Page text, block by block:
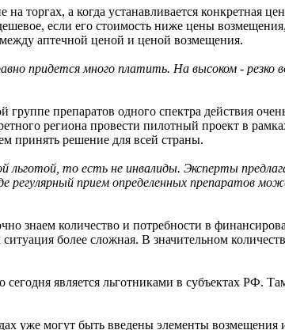
торгах, а когда устанавливается конкретная
если его стоимость ниже цены
аптечной ценой и ценой возмещения.
придется много платить. На высоком - резко
препаратов одного спектра действия
региона провести пилотный проект в
принять решение для всей страны.
льготой, то есть не инвалиды. Эксперты
регулярный прием определенных препаратов
знаем количество и потребности в
более сложная. В значительном
является льготниками в субъектах РФ.
уже могут быть введены элементы возмещения